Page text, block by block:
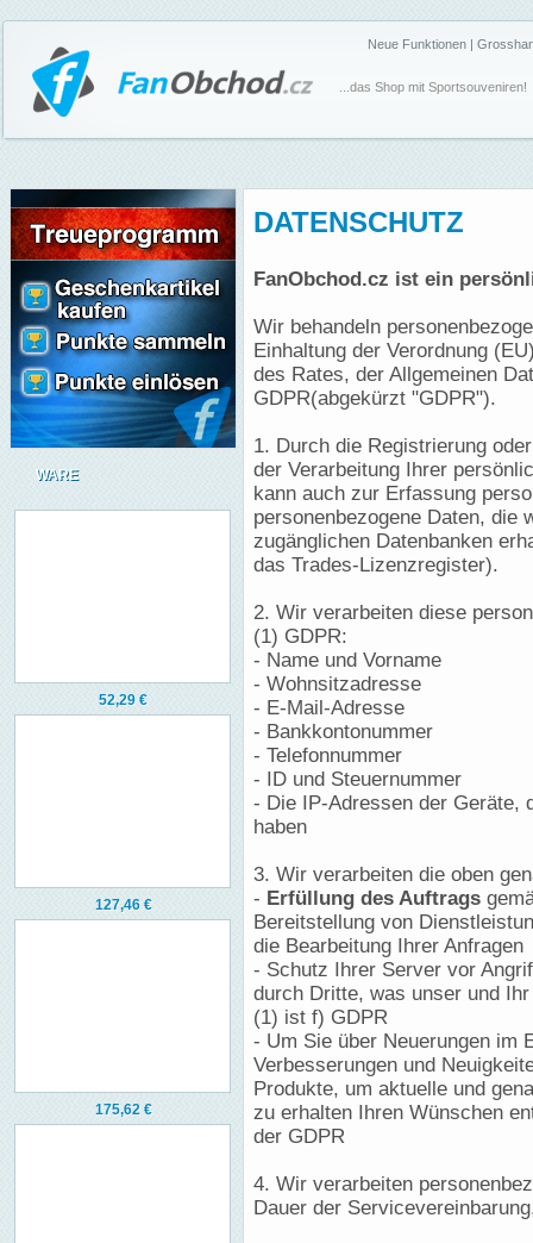
...das Shop mit Sportsouveniren!
Neue Funktionen |
WARE
52,29 €
127,46 €
175,62 €
DATENSCHUTZ
FanObchod.cz ist ein
Wir behandeln
Einhaltung der Verordnung
des Rates, der Allgemeinen
GDPR(abgekürzt "GDPR").
1. Durch die Registrierung
der Verarbeitung Ihrer
kann auch zur Erfassung
personenbezogene Daten, die
zugänglichen Datenbanken
das Trades-Lizenzregister).
2. Wir verarbeiten diese
(1) GDPR:
- Name und Vorname
- Wohnsitzadresse
- E-Mail-Adresse
- Bankkontonummer
- Telefonnummer
- ID und Steuernummer
- Die IP-Adressen der Geräte,
haben
3. Wir verarbeiten die oben
- Erfüllung des Auftrags
Bereitstellung von
die Bearbeitung Ihrer Anfragen
- Schutz Ihrer Server vor
durch Dritte, was unser und
(1) ist f) GDPR
- Um Sie über Neuerungen im
Verbesserungen und
Produkte, um aktuelle und
zu erhalten Ihren Wünschen
der GDPR
4. Wir verarbeiten
Dauer der